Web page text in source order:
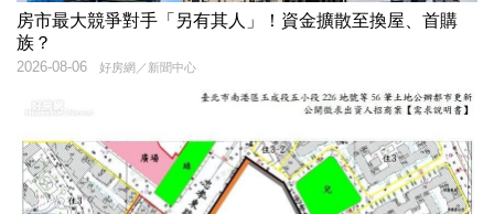
房市最大競爭對手「另有其人」！資金擴散至換屋、首購
族？
好房網／新聞中心
2026-08-06